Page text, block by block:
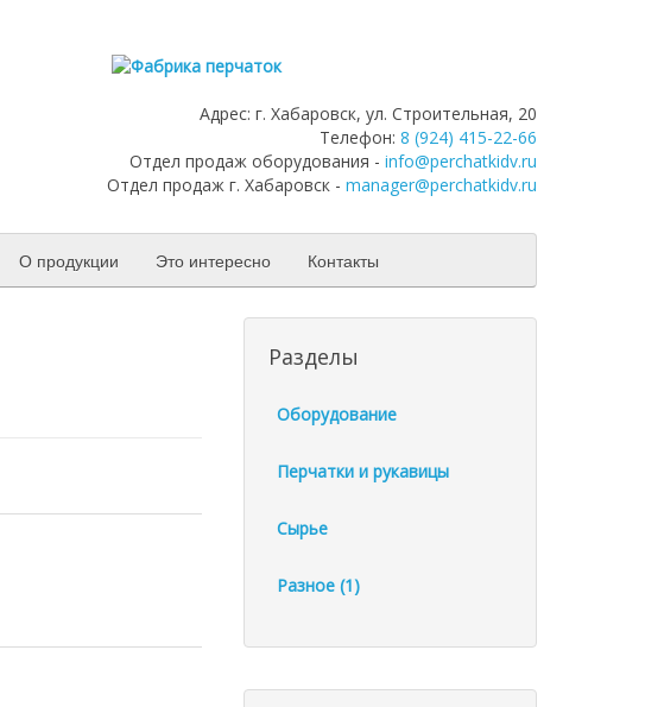
Адрес: г. Хабаровск, ул. Строительная, 20
Телефон: 8 (924) 415-22-66
Отдел продаж оборудования - info@perchatkidv.ru
Отдел продаж г. Хабаровск - manager@perchatkidv.ru
О продукции Это интересно Контакты
Разделы
Оборудование
Перчатки и рукавицы
Сырье
Разное (1)